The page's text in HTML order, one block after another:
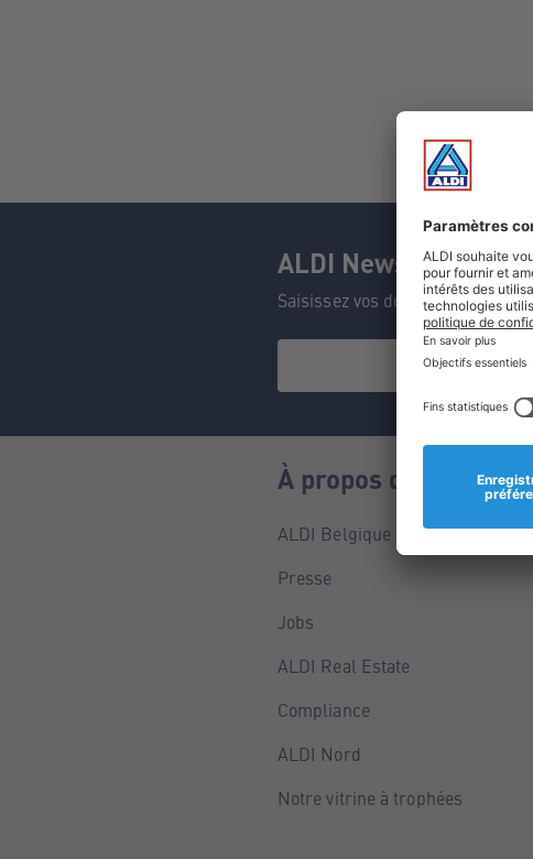
ALDI Newsletter
Saisissez vos données et ne
À propos de nous
ALDI Belgique
Presse
Jobs
ALDI Real Estate
Compliance
ALDI Nord
Notre vitrine à trophées